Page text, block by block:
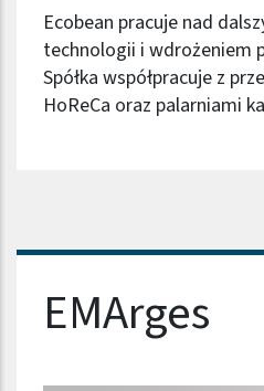
Ecobean pracuje nad
technologii i wdrożeniem
Spółka współpracuje z
HoReCa oraz palarniami
Nazwa firmy
EMArges